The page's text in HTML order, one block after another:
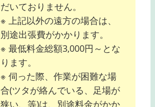
だいておりません。
※ 上記以外の遠方の場合は、
別途出張費がかかります。
※ 最低料金総額3,000円～とな
ります。
※ 伺った際、作業が困難な場
合(ツタが絡んでいる、足場が
狭い、等)は、別途料金がかか